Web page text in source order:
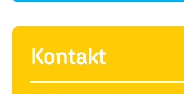
Kontakt